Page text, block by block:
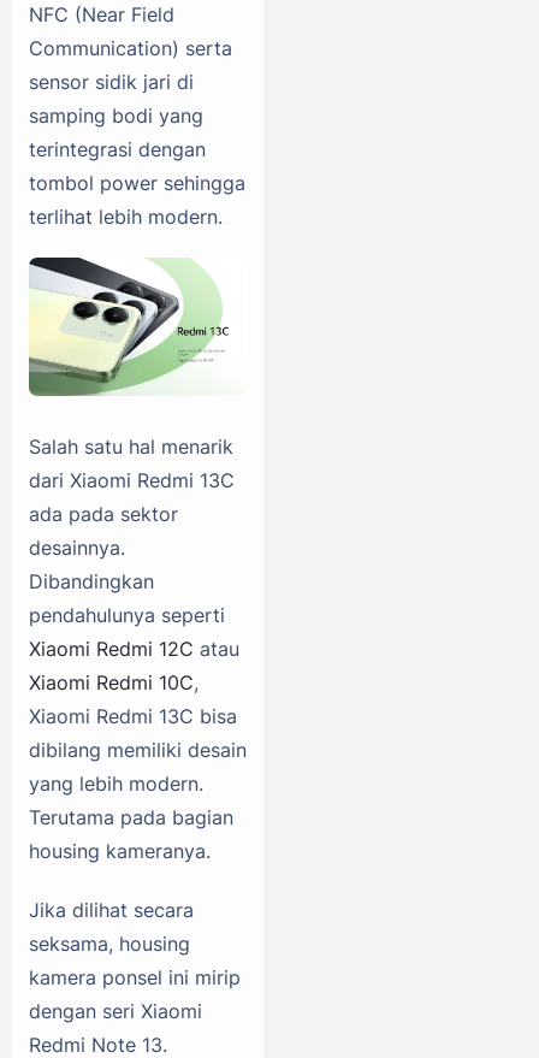
NFC (Near Field
Communication) serta
sensor sidik jari di
samping bodi yang
terintegrasi dengan
tombol power sehingga
terlihat lebih modern.
Salah satu hal menarik
dari Xiaomi Redmi 13C
ada pada sektor
desainnya.
Dibandingkan
pendahulunya seperti
Xiaomi Redmi 12C atau
Xiaomi Redmi 10C,
Xiaomi Redmi 13C bisa
dibilang memiliki desain
yang lebih modern.
Terutama pada bagian
housing kameranya.
Jika dilihat secara
seksama, housing
kamera ponsel ini mirip
dengan seri Xiaomi
Redmi Note 13.